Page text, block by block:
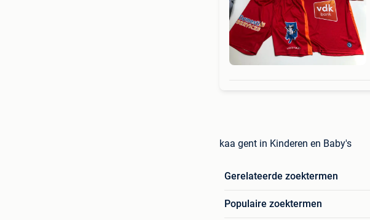
kaa gent in Kinderen en Baby's
Gerelateerde zoektermen
Populaire zoektermen